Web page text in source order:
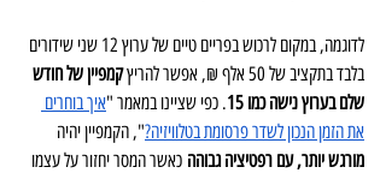
לדוגמה, במקום לרכוש בפריים טיים של ערוץ 12 שני שידורים
בלבד בתקציב של 50 אלף ₪, אפשר להריץ
קמפיין של חודש
שלם בערוץ נישה כמו 15
. כפי שציינו במאמר "איך בוחרים
את הזמן הנכון לשדר פרסומת בטלוויזיה?", הקמפיין יהיה
מורגש יותר, עם רפטיציה גבוהה כאשר המסר יחזור על עצמו